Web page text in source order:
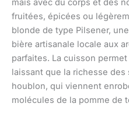
mais avec du corps et des
fruitées, épicées ou
blonde de type Pilsener,
bière artisanale locale aux
parfaites. La cuisson permet
laissant que la richesse des
houblon, qui viennent
molécules de la pomme de